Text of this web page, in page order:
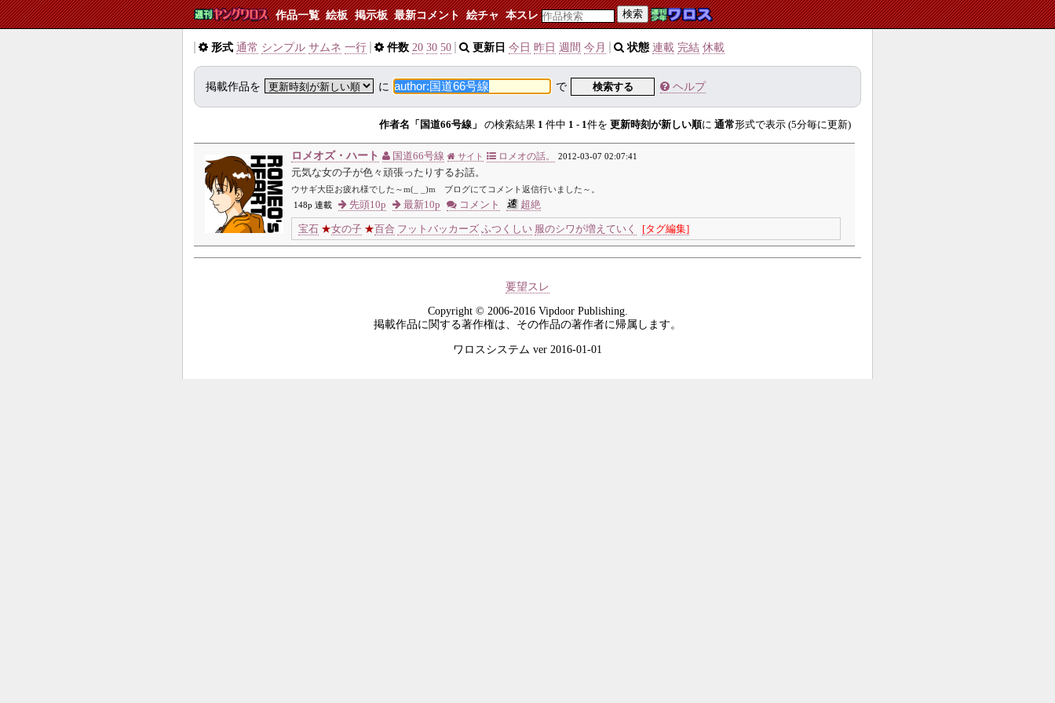
作品一覧 絵板 掲示板 最新コメント 絵チャ 本スレ 検索
形式 通常 シンプル サムネ 一行 件数 20 30 50 更新日 今日 昨日 週間 今月 状態 連載 完結 休載
掲載作品を に で 検索する ヘルプ
作者名「国道66号線」 の検索結果 1 件中 1 - 1件を 更新時刻が新しい順に通常形式で表示 (5分毎に更新)
ロメオズ・ハート 国道66号線 サイト ロメオの話。 2012-03-07 02:07:41
元気な女の子が色々頑張ったりするお話。
ウサギ大臣お疲れ様でした～m(_ _)m ブログにてコメント返信行いました～。
148p 連載
先頭10p 最新10p コメント 超絶
宝石 ★女の子 ★百合 フットバッカーズ ふつくしい 服のシワが増えていく [タグ編集]
要望スレ
Copyright © 2006-2016 Vipdoor Publishing.
掲載作品に関する著作権は、その作品の著作者に帰属します。
ワロスシステム ver 2016-01-01